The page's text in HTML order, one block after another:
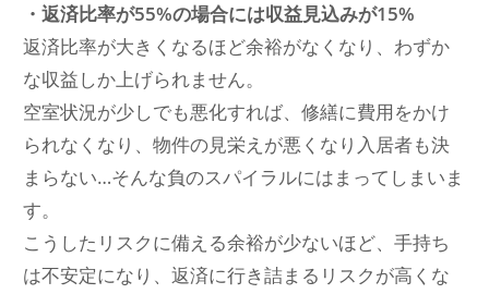
・返済比率が55%の場合には収益見込みが15%
返済比率が大きくなるほど余裕がなくなり、わずか
な収益しか上げられません。
空室状況が少しでも悪化すれば、修繕に費用をかけ
られなくなり、物件の見栄えが悪くなり入居者も決
まらない…そんな負のスパイラルにはまってしまいま
す。
こうしたリスクに備える余裕が少ないほど、手持ち
は不安定になり、返済に行き詰まるリスクが高くな